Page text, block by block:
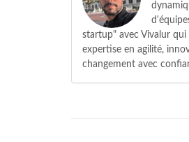
startup" avec Vivalur
expertise en agilité,
changement avec